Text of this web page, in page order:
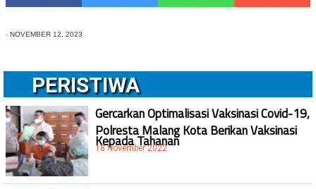
- NOVEMBER 12, 2023
PERISTIWA
Gercarkan Optimalisasi Vaksinasi Covid-19,
Polresta Malang Kota Berikan Vaksinasi
Kepada Tahanan
18 November 2022